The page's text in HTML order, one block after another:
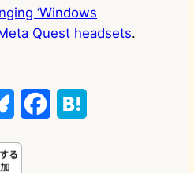
‘Windows
Quest headsets.
u